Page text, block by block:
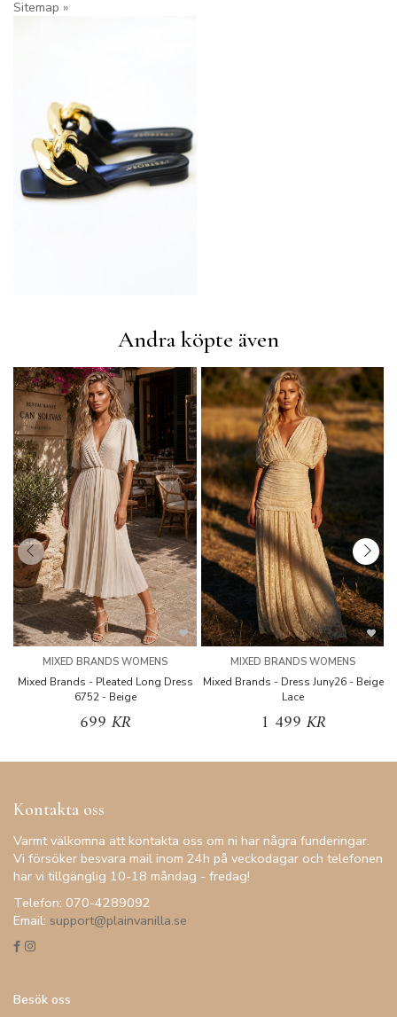
Sitemap »
Andra köpte även
MIXED BRANDS WOMENS
Mixed Brands - Pleated Long Dress
6752 - Beige
699 KR
MIXED BRANDS WOMENS
Mixed Brands - Dress Juny26 - Beige
Lace
1 499 KR
Kontakta oss
Varmt välkomna att kontakta oss om ni har några funderingar.
Vi försöker besvara mail inom 24h på veckodagar och telefonen
har vi tillgänglig 10-18 måndag - fredag!
Telefon: 070-4289092
Email: support@plainvanilla.se
Besök oss